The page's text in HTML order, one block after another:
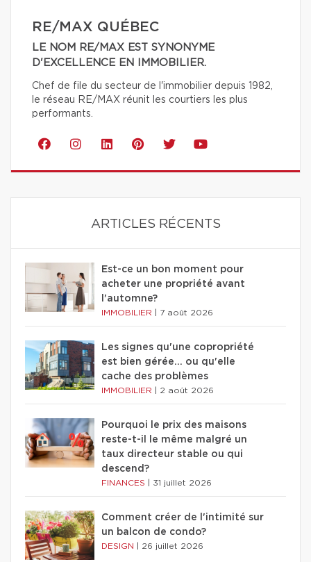
RE/MAX QUÉBEC
LE NOM RE/MAX EST SYNONYME
D'EXCELLENCE EN IMMOBILIER.
Chef de file du secteur de l'immobilier depuis 1982,
le réseau RE/MAX réunit les courtiers les plus
performants.
ARTICLES RÉCENTS
Est-ce un bon moment pour
acheter une propriété avant
l'automne?
IMMOBILIER 7 août 2026
Les signes qu'une copropriété
est bien gérée… ou qu'elle
cache des problèmes
IMMOBILIER 2 août 2026
Pourquoi le prix des maisons
reste-t-il le même malgré un
taux directeur stable ou qui
descend?
FINANCES 31 juillet 2026
Comment créer de l'intimité sur
un balcon de condo?
DESIGN 26 juillet 2026